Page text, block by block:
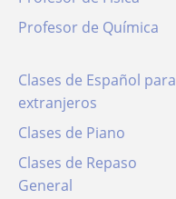
Profesor de Química
Clases de Español para
extranjeros
Clases de Piano
Clases de Repaso
General